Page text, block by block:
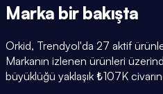
Marka bir bakışta
Orkid, Trendyol'da 27 aktif
Markanın izlenen ürünleri
büyüklüğü yaklaşık ₺107K